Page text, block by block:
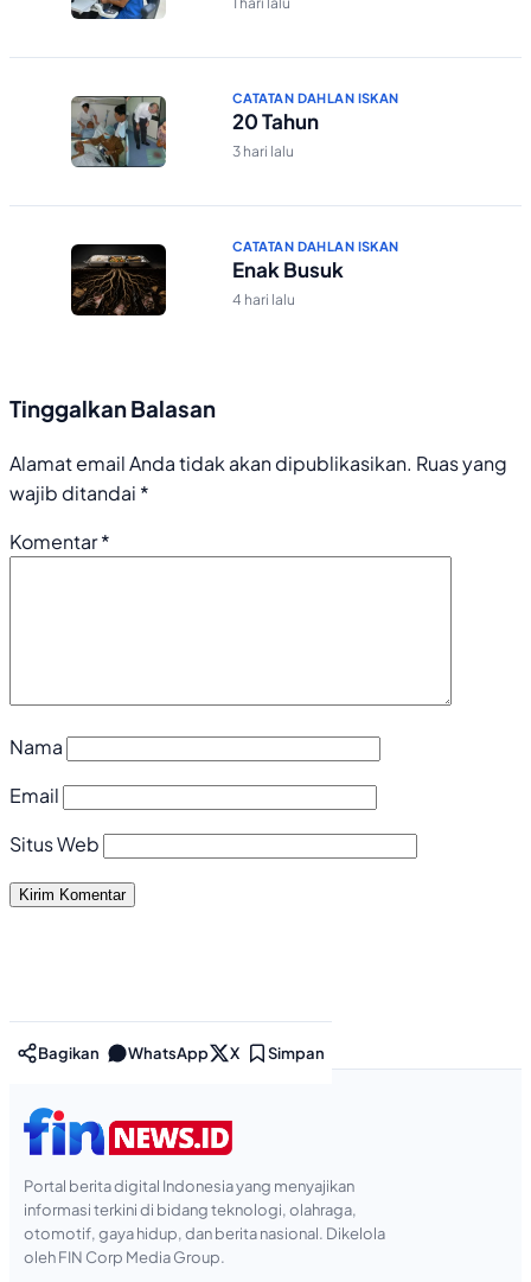
CATATAN DAHLAN ISKAN
20 Tahun
3 hari lalu
CATATAN DAHLAN ISKAN
Enak Busuk
4 hari lalu
Tinggalkan Balasan
Alamat email Anda tidak akan dipublikasikan. Ruas yang
wajib ditandai *
Komentar*
Nama
Email
Situs Web
Bagikan WhatsApp X Simpan
Portal berita digital Indonesia yang menyajikan
informasi terkini di bidang teknologi, olahraga,
otomotif, gaya hidup, dan berita nasional. Dikelola
oleh FIN Corp Media Group.